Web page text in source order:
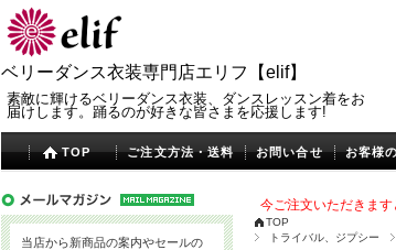
ベリーダンス衣装専門店エリフ【elif】
素敵に輝けるベリーダンス衣装、ダンスレッスン着をお
届けします。踊るのが好きな皆さまを応援します!
TOP ご注文方法・送料 お問い合せ お客様
今ご注文いただきま
TOP
トライバル、ジプシー
当店から新商品の案内やセールの